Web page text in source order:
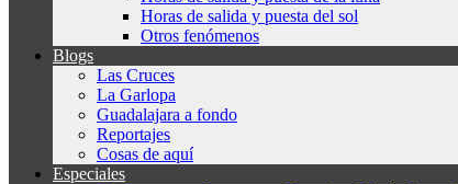
Horas de salida y puesta del sol
Otros fenómenos
Blogs
Las Cruces
La Garlopa
Guadalajara a fondo
Reportajes
Cosas de aquí
Especiales